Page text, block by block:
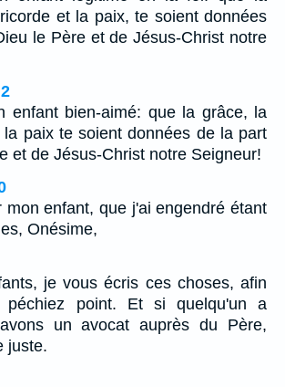
et la paix, te soient données
le Père et de Jésus-Christ notre
enfant bien-aimé: que la grâce, la
la paix te soient données de la part
et de Jésus-Christ notre Seigneur!
mon enfant, que j'ai engendré étant
Onésime,
je vous écris ces choses, afin
point. Et si quelqu'un a
un avocat auprès du Père,
juste.